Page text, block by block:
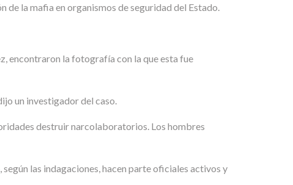
de la mafia en organismos de seguridad del Estado.
encontraron la fotografía con la que esta fue
un investigador del caso.
destruir narcolaboratorios. Los hombres
según las indagaciones, hacen parte oficiales activos y